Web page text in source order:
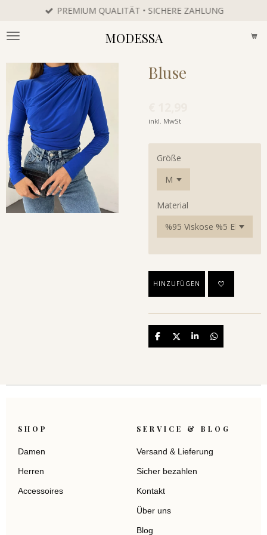
springen
MODESSA
PREMIUM QUALITÄT • SICHERE ZAHLUNG
Bluse
inkl. MwSt
Größe
Material
HINZUFÜGEN
TeilenTeilenTeilenTeilen
SHOP
Damen
Herren
Accessoires
SERVICE & BLOG
Versand & Lieferung
Sicher bezahlen
Kontakt
Über uns
Blog